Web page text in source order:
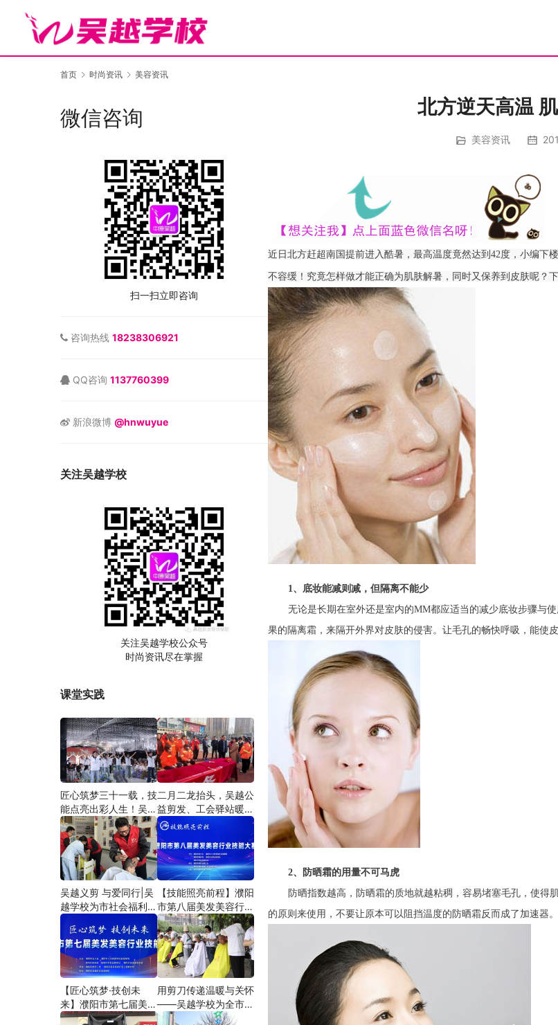
首页 时尚资讯 美容资讯
北方逆天高温
美容资讯
近日北方赶超南国提前进入酷暑，最高温度竟然达到42度，小编下
不容缓！究竟怎样做才能正确为肌肤解暑，同时又保养到皮肤呢？下
1、底妆能减则减，但隔离不能少
无论是长期在室外还是室内的MM都应适当的减少底妆步骤与
果的隔离霜，来隔开外界对皮肤的侵害。让毛孔的畅快呼吸，能使皮
2、防晒霜的用量不可马虎
防晒指数越高，防晒霜的质地就越粘稠，容易堵塞毛孔，使得
的原则来使用，不要让原本可以阻挡温度的防晒霜反而成了加速器。
微信咨询
扫一扫立即咨询
咨询热线 18238306921
QQ咨询 1137760399
新浪微博 @hnwuyue
关注吴越学校
关注吴越学校公众号
时尚资讯尽在掌握
课堂实践
匠心筑梦三十一载，技
能点亮出彩人生！吴越
学校2026年学员学习
成果汇报会圆满成功！
二月二龙抬头，吴越公
益剪发、工会驿站暖人
心——义务剪发情暖户
外劳动者
吴越义剪 与爱同行|吴
越学校为市社会福利院
爱心义剪
【技能照亮前程】濮阳
市第八届美发美容行业
技能大赛圆满闭幕
【匠心筑梦·技创未
来】濮阳市第七届美发
美容行业技能大赛在市
用剪刀传递温暖与关怀
——吴越学校为全市户
外劳动者爱心义剪